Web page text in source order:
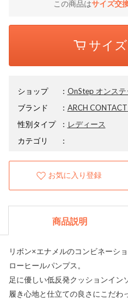
この商品はサイズ交
サイ
ショップ ： OnStep オンステ
ブランド
： ARCH CONTACT
性別タイプ
： レディース
カテゴリ
：
お気に入り登録
商品説明
リボン×エナメルのコンビネーシ
ローヒールパンプス。
足に優しい低反発クッションイン
履き心地と仕立ての良さにこだわ